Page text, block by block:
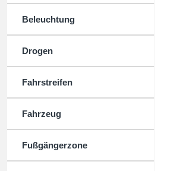
Beleuchtung
Drogen
Fahrstreifen
Fahrzeug
Fußgängerzone